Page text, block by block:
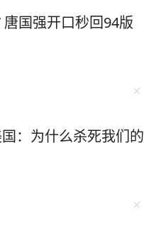
国强开口秒回94版
：为什么杀死我们的